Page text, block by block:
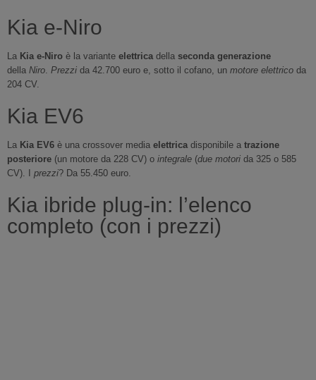
Kia e-Niro
La Kia e-Niro è la variante elettrica della seconda generazione
della Niro. Prezzi da 42.700 euro e, sotto il cofano, un motore elettrico da
204 CV.
Kia EV6
La Kia EV6 è una crossover media elettrica disponibile a trazione
posteriore (un motore da 228 CV) o integrale (due motori da 325 o 585
CV). I prezzi? Da 55.450 euro.
Kia ibride plug-in: l’elenco
completo (con i prezzi)